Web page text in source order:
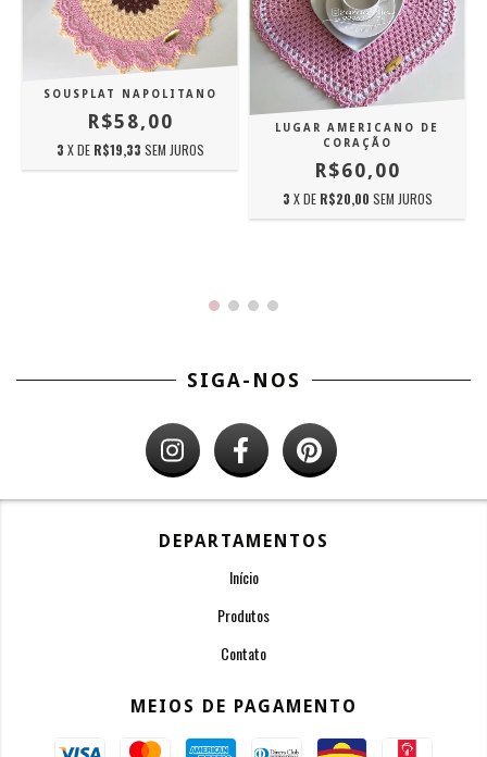
SOUSPLAT NAPOLITANO
R$58,00
3 X DE R$19,33 SEM JUROS
LUGAR AMERICANO DE
CORAÇÃO
R$60,00
3 X DE R$20,00 SEM JUROS
SIGA-NOS
DEPARTAMENTOS
Início
Produtos
Contato
MEIOS DE PAGAMENTO